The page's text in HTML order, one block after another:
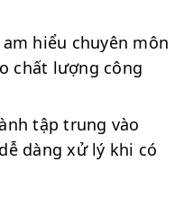
hiểu chuyên môn
chất lượng công
tập trung vào
dàng xử lý khi có